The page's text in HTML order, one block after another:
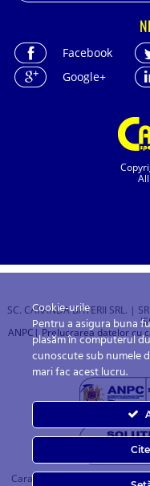
Facebook
Google+
SC. CARANDA BATERII SRL. |
ANPC | Prelucrarea datelor cu
Caranda.ro este un magazin
Cookie-urile
Pentru a asigura buna
plasăm în computerul
cunoscute sub numele
mari fac acest lucru.